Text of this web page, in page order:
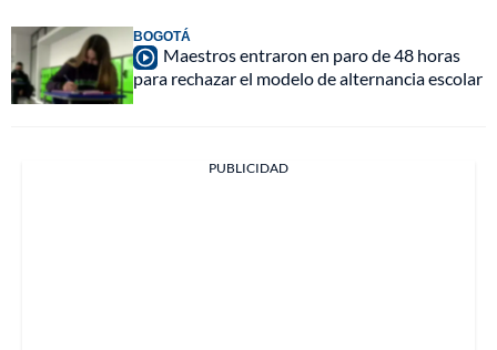
BOGOTÁ
Maestros entraron en paro de 48 horas
para rechazar el modelo de alternancia escolar
PUBLICIDAD